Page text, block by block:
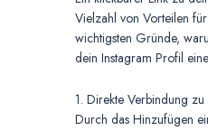
Vielzahl von Vorteilen
wichtigsten Gründe,
dein Instagram Profil
1. Direkte Verbindung
Durch das Hinzufügen